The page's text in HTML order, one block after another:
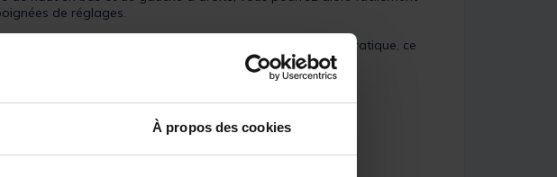
À propos des cookies
de réglages.
arrière de votre pneumatique par exemple. Très pratique, ce
une embarcation.